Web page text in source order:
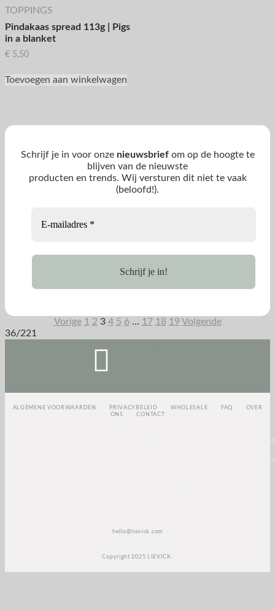
TOPPINGS
Pindakaas spread 113g | Pigs
in a blanket
€ 5,50
Toevoegen aan winkelwagen
Schrijf je in voor onze nieuwsbriefom op de hoogte te
blijven van de nieuwste
producten en trends. Wij versturen dit niet te vaak
(beloofd!).
Vorige 1 2 3 4 5 6 ... 17 18 19 Volgende
36/221
ALGEMENE VOORWAARDEN PRIVACYBELEID WHOLESALE FAQ
OVER
ONS
CONTACT
hello@lievick.com
Copyright 2025 LIEVICK.